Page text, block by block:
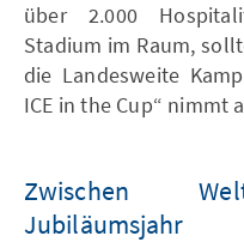
über 2.000
Stadium im Raum,
die Landesweite
ICE in the Cup“ nimmt
Zwischen
Jubiläumsjahr